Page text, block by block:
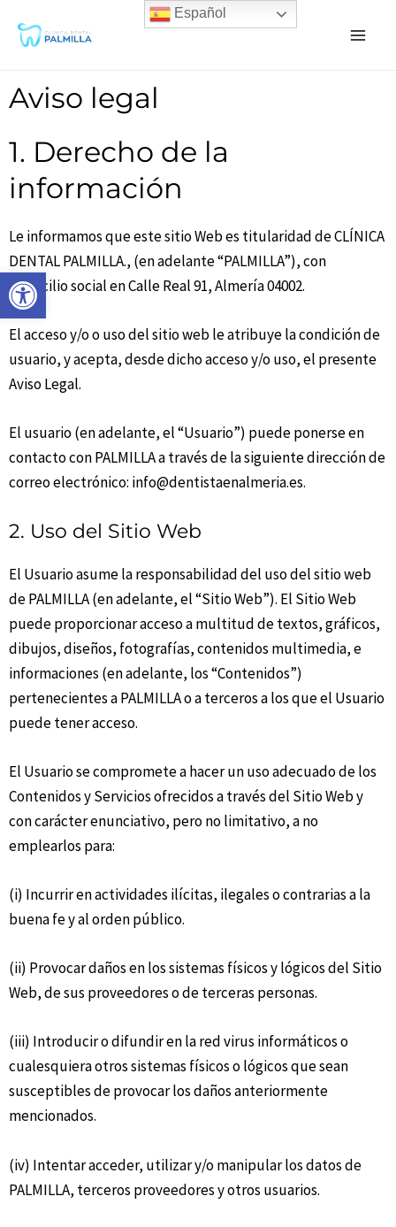
Abrir barra de herramientas
Aviso legal
1. Derecho de la
información
Le informamos que este sitio Web es titularidad de CLÍNICA
DENTAL PALMILLA., (en adelante “PALMILLA”), con
domicilio social en Calle Real 91, Almería 04002.
El acceso y/o o uso del sitio web le atribuye la condición de
usuario, y acepta, desde dicho acceso y/o uso, el presente
Aviso Legal.
El usuario (en adelante, el “Usuario”) puede ponerse en
contacto con PALMILLA a través de la siguiente dirección de
correo electrónico: info@dentistaenalmeria.es.
2. Uso del Sitio Web
El Usuario asume la responsabilidad del uso del sitio web
de PALMILLA (en adelante, el “Sitio Web”). El Sitio Web
puede proporcionar acceso a multitud de textos, gráficos,
dibujos, diseños, fotografías, contenidos multimedia, e
informaciones (en adelante, los “Contenidos”)
pertenecientes a PALMILLA o a terceros a los que el Usuario
puede tener acceso.
El Usuario se compromete a hacer un uso adecuado de los
Contenidos y Servicios ofrecidos a través del Sitio Web y
con carácter enunciativo, pero no limitativo, a no
emplearlos para:
(i) Incurrir en actividades ilícitas, ilegales o contrarias a la
buena fe y al orden público.
(ii) Provocar daños en los sistemas físicos y lógicos del Sitio
Web, de sus proveedores o de terceras personas.
(iii) Introducir o difundir en la red virus informáticos o
cualesquiera otros sistemas físicos o lógicos que sean
susceptibles de provocar los daños anteriormente
mencionados.
(iv) Intentar acceder, utilizar y/o manipular los datos de
PALMILLA, terceros proveedores y otros usuarios.
Español